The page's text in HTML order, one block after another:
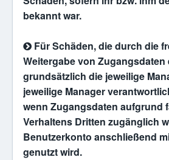
bekannt war.
Für Schäden, die durch die
Weitergabe von Zugangsdaten
grundsätzlich die jeweilige
jeweilige Manager
wenn Zugangsdaten aufgrund
Verhaltens Dritten zugänglich
Benutzerkonto anschließend
genutzt wird.